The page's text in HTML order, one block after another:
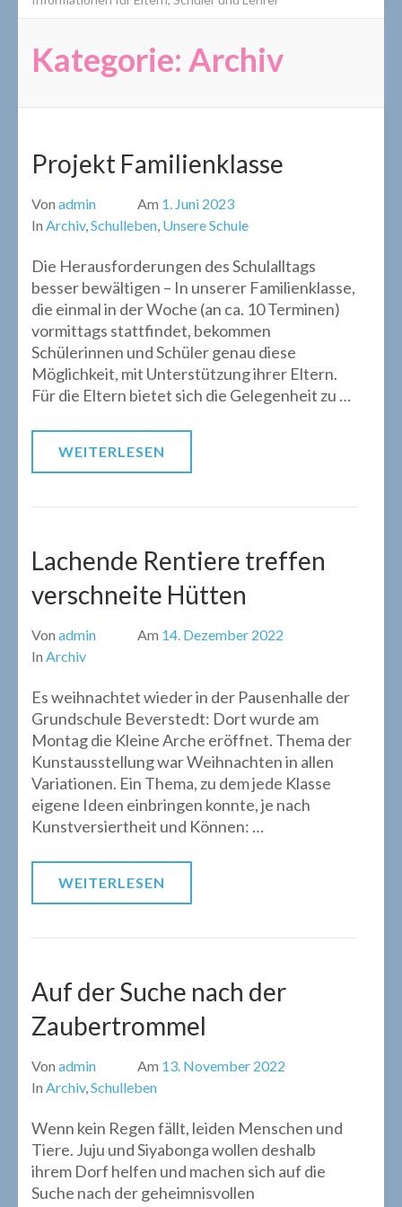
Kategorie: Archiv
Projekt Familienklasse
Von admin Am 1. Juni 2023
In Archiv,Schulleben, Unsere Schule
Die Herausforderungen des Schulalltags
besser bewältigen – In unserer Familienklasse,
die einmal in der Woche (an ca. 10 Terminen)
vormittags stattfindet, bekommen
Schülerinnen und Schüler genau diese
Möglichkeit, mit Unterstützung ihrer Eltern.
Für die Eltern bietet sich die Gelegenheit zu …
WEITERLESEN
Lachende Rentiere treffen
verschneite Hütten
Von admin Am 14. Dezember 2022
In Archiv
Es weihnachtet wieder in der Pausenhalle der
Grundschule Beverstedt: Dort wurde am
Montag die Kleine Arche eröffnet. Thema der
Kunstausstellung war Weihnachten in allen
Variationen. Ein Thema, zu dem jede Klasse
eigene Ideen einbringen konnte, je nach
Kunstversiertheit und Können: …
WEITERLESEN
Auf der Suche nach der
Zaubertrommel
Von admin Am 13. November 2022
In Archiv,Schulleben
Wenn kein Regen fällt, leiden Menschen und
Tiere. Juju und Siyabonga wollen deshalb
ihrem Dorf helfen und machen sich auf die
Suche nach der geheimnisvollen